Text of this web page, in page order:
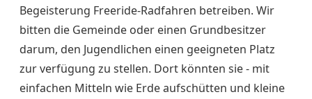
Begeisterung Freeride-Radfahren betreiben. Wir
bitten die Gemeinde oder einen Grundbesitzer
darum, den Jugendlichen einen geeigneten Platz
zur verfügung zu stellen. Dort könnten sie - mit
einfachen Mitteln wie Erde aufschütten und kleine